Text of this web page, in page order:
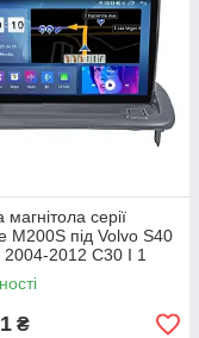
серії
M200S під Volvo S40
2004-2012 C30 I 1
C70 II 2 2005-2013
₴